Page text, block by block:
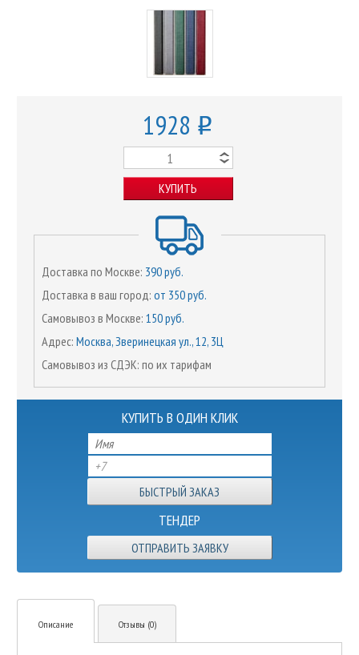
1928 o
КУПИТЬ
Доставка по Москве: 390 руб.
Доставка в ваш город: от 350 руб.
Самовывоз в Москве: 150 руб.
Адрес: Москва, Зверинецкая ул., 12, 3Ц
Самовывоз из СДЭК: по их тарифам
КУПИТЬ В ОДИН КЛИК
ТЕНДЕР
ОТПРАВИТЬ ЗАЯВКУ
Описание Отзывы (0)